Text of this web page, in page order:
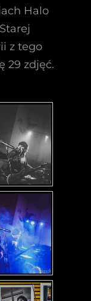
Halo
z tego
29 zdjęć.